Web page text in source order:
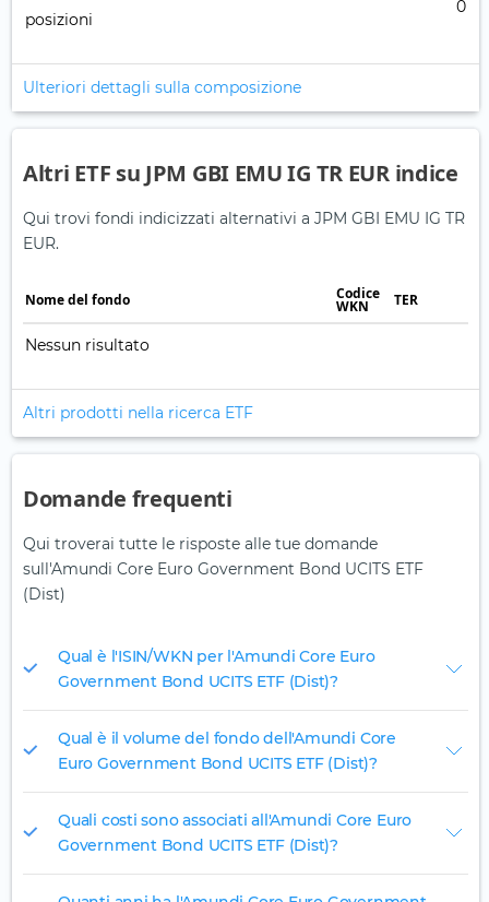
posizioni
0
Ulteriori dettagli sulla composizione
Altri ETF su JPM GBI EMU IG TR EUR indice
Qui trovi fondi indicizzati alternativi a JPM GBI EMU IG TR
EUR.
Nome del fondo Codice
WKN TER
Nessun risultato
Altri prodotti nella ricerca ETF
Domande frequenti
Qui troverai tutte le risposte alle tue domande
sull'Amundi Core Euro Government Bond UCITS ETF
(Dist)
Qual è l'ISIN/WKN per l'Amundi Core Euro
Government Bond UCITS ETF (Dist)?
Qual è il volume del fondo dell'Amundi Core
Euro Government Bond UCITS ETF (Dist)?
Quali costi sono associati all'Amundi Core Euro
Government Bond UCITS ETF (Dist)?